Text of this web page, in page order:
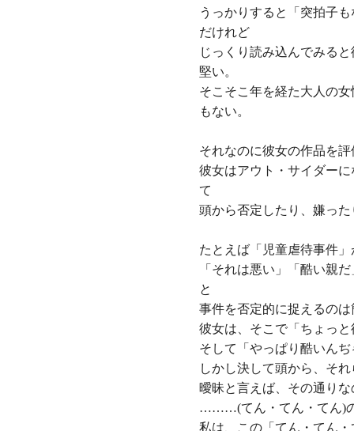
うっかりすると「突拍子
だけれど
じっくり読み込んでみる
堅い。
そこそこ年を経た大人の
もない。
それなのに彼女の作品を
彼女はアウト・サイダー
て
頭から否定したり、嫌っ
たとえば「児童虐待事件
「それは悪い」「酷い親
と
事件を否定的に捉えるの
彼女は、そこで「ちょっ
そして「やっぱり酷いん
しかし決して頭から、そ
曖昧と言えば、その通り
………(てん・てん・てん)
私は、この「てん・てん